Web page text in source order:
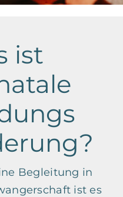
ist
Begleitung in
ist es